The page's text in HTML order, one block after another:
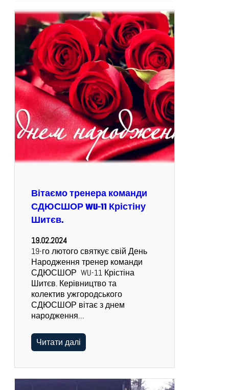
Вітаємо тренера команди
СДЮСШОР WU-11 Крістіну
Шитєв.
19.02.2024
19-го лютого святкує свій День
Народження тренер команди
СДЮСШОР WU-11 Крістіна
Шитєв. Керівництво та
колектив ужгородського
СДЮСШОР вітає з днем
народження…
Читати далі